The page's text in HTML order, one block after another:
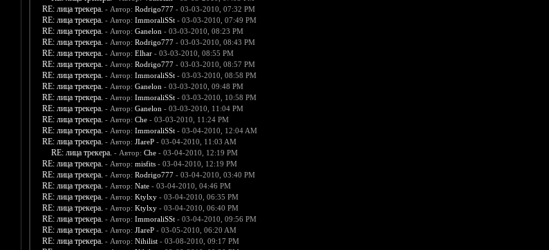
RE: лица трекера. - Автор: Rodrigo777- 03-03-2010, 07:32 PM
RE: лица трекера. - Автор: ImmoraliSSt- 03-03-2010, 07:49 PM
RE: лица трекера. - Автор: Ganelon - 03-03-2010, 08:23 PM
RE: лица трекера. - Автор: Rodrigo777- 03-03-2010, 08:43 PM
RE: лица трекера. - Автор: Elhar- 03-03-2010, 08:55 PM
RE: лица трекера. - Автор: Rodrigo777- 03-03-2010, 08:57 PM
RE: лица трекера. - Автор: ImmoraliSSt- 03-03-2010, 08:58 PM
RE: лица трекера. - Автор: Ganelon - 03-03-2010, 09:48 PM
RE: лица трекера. - Автор: ImmoraliSSt- 03-03-2010, 10:58 PM
RE: лица трекера. - Автор: Ganelon - 03-03-2010, 11:04 PM
RE: лица трекера. - Автор: Che- 03-03-2010, 11:24 PM
RE: лица трекера. - Автор: ImmoraliSSt- 03-04-2010, 12:04 AM
RE: лица трекера. - Автор: JIareP- 03-04-2010, 11:03 AM
RE: лица трекера. - Автор: Che- 03-04-2010, 12:19 PM
RE: лица трекера. - Автор: misfits- 03-04-2010, 12:19 PM
RE: лица трекера. - Автор: Rodrigo777- 03-04-2010, 03:40 PM
RE: лица трекера. - Автор: Nate- 03-04-2010, 04:46 PM
RE: лица трекера. - Автор: Ktylxy- 03-04-2010, 06:35 PM
RE: лица трекера. - Автор: Ktylxy- 03-04-2010, 06:40 PM
RE: лица трекера. - Автор: ImmoraliSSt- 03-04-2010, 09:56 PM
RE: лица трекера. - Автор: JIareP- 03-05-2010, 06:20 AM
RE: лица трекера. - Автор: Nihilist- 03-08-2010, 09:17 PM